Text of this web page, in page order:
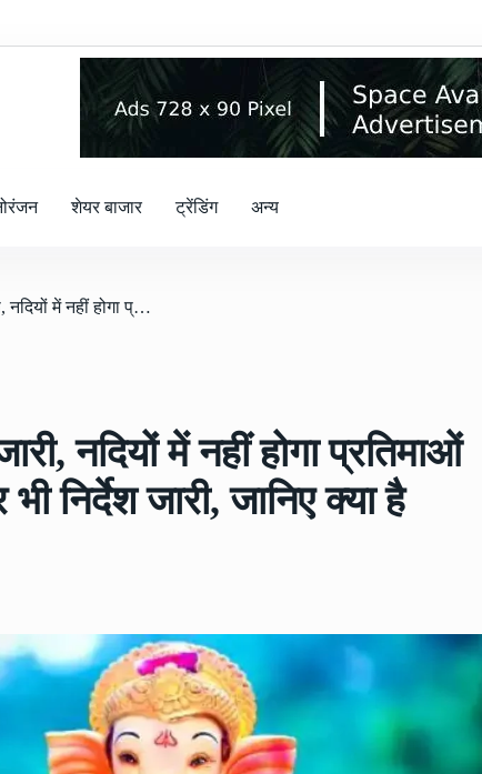
शेयर बाजार ट्रेंडिंग अन्य
/ गणेश पूजा पर गाइडलाइन जारी, नदियों में नहीं होगा प्रतिमाओं का विसर्जन, डीजे को लेकर भी निर्देश जारी, जानिए क्या है आदेश में
नदियों में नहीं होगा प्रतिमाओं
निर्देश जारी, जानिए क्या है